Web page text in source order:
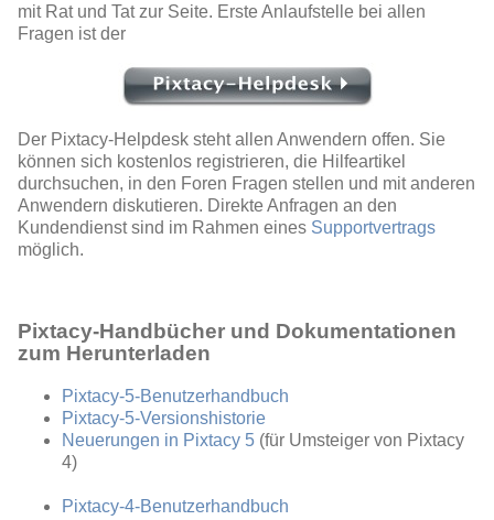
mit Rat und Tat zur Seite. Erste Anlaufstelle bei allen
Fragen ist der
Der Pixtacy-Helpdesk steht allen Anwendern offen. Sie
können sich kostenlos registrieren, die Hilfeartikel
durchsuchen, in den Foren Fragen stellen und mit anderen
Anwendern diskutieren. Direkte Anfragen an den
Kundendienst sind im Rahmen eines Supportvertrags
möglich.
Pixtacy-Handbücher und Dokumentationen
zum Herunterladen
Pixtacy-5-Benutzerhandbuch
Pixtacy-5-Versionshistorie
Neuerungen in Pixtacy 5 (für Umsteiger von Pixtacy
4)
Pixtacy-4-Benutzerhandbuch